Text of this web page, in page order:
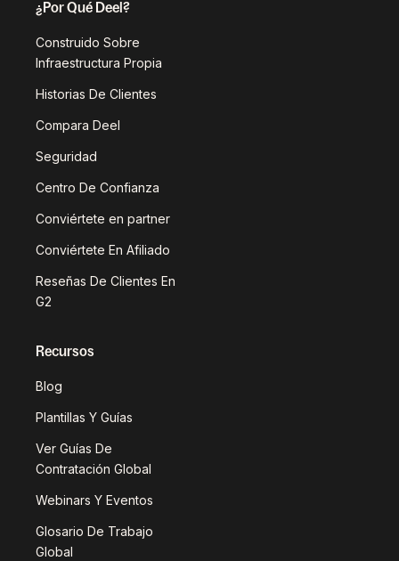
¿Por Qué Deel?
Construido Sobre
Infraestructura Propia
Historias De Clientes
Compara Deel
Seguridad
Centro De Confianza
Conviértete en partner
Conviértete En Afiliado
Reseñas De Clientes En
G2
Recursos
Blog
Plantillas Y Guías
Ver Guías De
Contratación Global
Webinars Y Eventos
Glosario De Trabajo
Global